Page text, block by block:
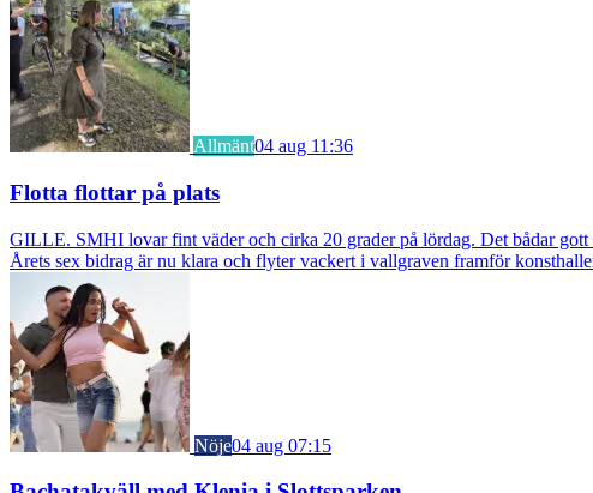
Allmänt04 aug 11:36
Flotta flottar på plats
GILLE. SMHI lovar fint väder och cirka 20 grader på lördag. Det bådar
Årets sex bidrag är nu klara och flyter vackert i vallgraven framför
Nöje04 aug 07:15